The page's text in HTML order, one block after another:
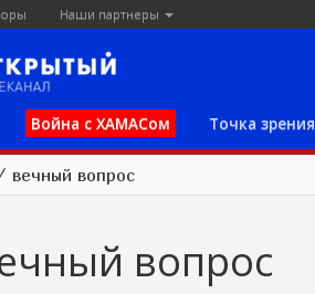
Наши партнеры
Война с ХАМАСом Точка зрения
вечный вопрос
вопрос